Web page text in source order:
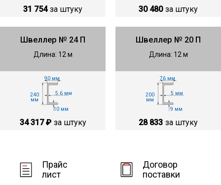
31 754 за штуку 30 480 за штуку
Швеллер № 24 П
Длина: 12 м
90 мм
240
мм
5.6 мм
10 мм
34 317 ₽ за штуку
Швеллер № 20 П
Длина: 12 м
76 мм
200
мм
5 мм
9 мм
28 833 за штуку
Прайс
лист
Договор
поставки